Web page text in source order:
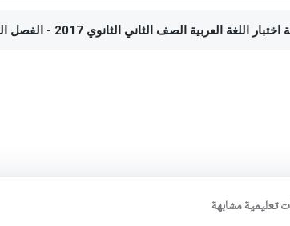
اللغة العربية الصف الثاني الثانوي 2017 - الفصل الدراسي الأول- بمحافظة الجيزة
تعليمية مشابهة